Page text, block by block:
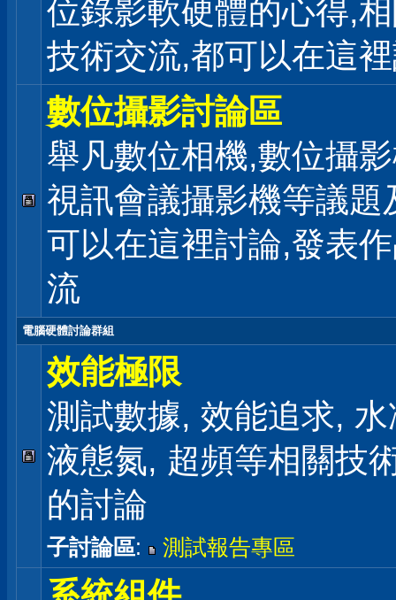
位錄影軟硬體的心得,
技術交流,都可以在這
數位攝影討論區
舉凡數位相機,數位攝
視訊會議攝影機等議題
可以在這裡討論,發表
流
電腦硬體討論群組
效能極限
測試數據, 效能追求,
液態氮, 超頻等相關技
的討論
子討論區: 測試報告專區